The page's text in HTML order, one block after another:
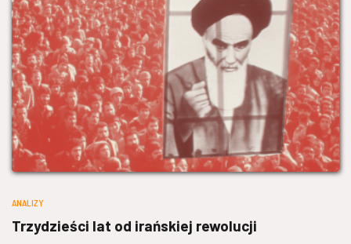
ANALIZY
Trzydzieści lat od irańskiej rewolucji